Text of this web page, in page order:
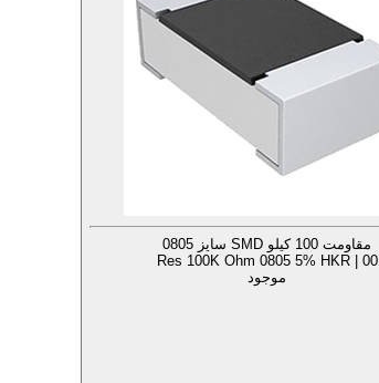
مقاومت 100 کیلو SMD سایز 0805
Res 100K Ohm 0805 5% HKR | 00
موجود